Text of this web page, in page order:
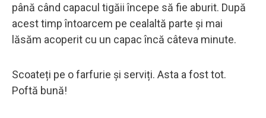
până când capacul tigăii începe să fie aburit. După
acest timp întoarcem pe cealaltă parte și mai
lăsăm acoperit cu un capac încă câteva minute.
Scoateți pe o farfurie și serviți. Asta a fost tot.
Poftă bună!